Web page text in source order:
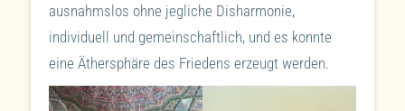
ausnahmslos ohne jegliche Disharmonie,
individuell und gemeinschaftlich, und es konnte
eine Äthersphäre des Friedens erzeugt werden.